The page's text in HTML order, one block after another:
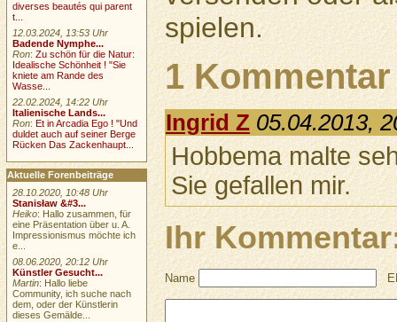
spielen.
1
Ingrid Z 05.04.2013,
Hobbema malte
Sie gefallen mir.
Ihr
Name
diverses beautés qui parent
t...
12.03.2024, 13:53 Uhr
Badende Nymphe...
Ron:Zu schön für die Natur:
Idealische Schönheit ! "Sie
kniete am Rande des
Wasse...
22.02.2024, 14:22 Uhr
Italienische Lands...
Ron:Et in Arcadia Ego ! "Und
duldet auch auf seiner Berge
Rücken Das Zackenhaupt...
Aktuelle Forenbeiträge
28.10.2020, 10:48 Uhr
Stanisław &#3...
Heiko: Hallo zusammen, für
eine Präsentation über u. A.
Impressionismus möchte ich
e...
08.06.2020, 20:12 Uhr
Künstler Gesucht...
Martin: Hallo liebe
Community, ich suche nach
dem, oder der Künstlerin
dieses Gemälde...